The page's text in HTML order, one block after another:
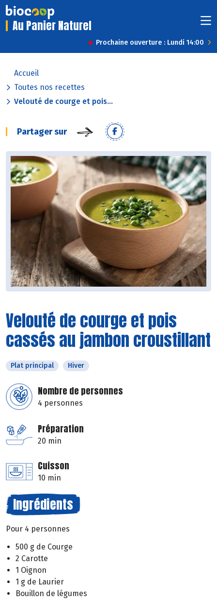
Au Panier Naturel
Prochaine ouverture : Lundi 14:00
Accueil
Toutes nos recettes
Velouté de courge et pois...
Partager sur
Velouté de courge et pois
cassés au jambon croustillant
Plat principal Hiver
Nombre de personnes
4 personnes
Préparation
20 min
Cuisson
10 min
Ingrédients
Pour 4 personnes
500 g de Courge
2 Carotte
1 Oignon
1 g de Laurier
Bouillon de légumes